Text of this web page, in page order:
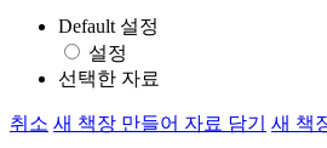
Default 설정
설정
선택한 자료
취소 새 책장 만들어 자료 담기 새 책